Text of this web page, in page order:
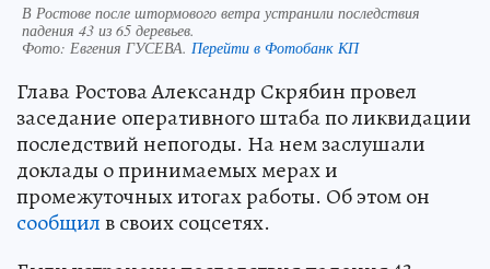
В Ростове после штормового ветра устранили последствия
падения 43 из 65 деревьев.
Фото: Евгения ГУСЕВА. Перейти в Фотобанк КП
Глава Ростова Александр Скрябин провел
заседание оперативного штаба по ликвидации
последствий непогоды. На нем заслушали
доклады о принимаемых мерах и
промежуточных итогах работы. Об этом он
сообщилв своих соцсетях.